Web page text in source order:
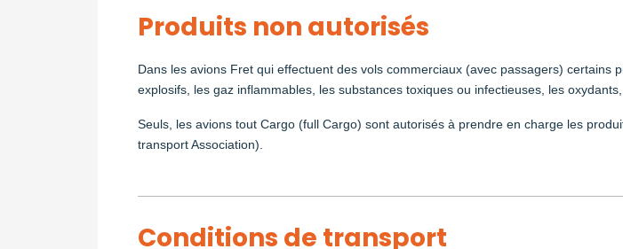
Produits non autorisés
Dans les avions Fret qui effectuent des vols commerciaux (avec passagers) certains
explosifs, les gaz inflammables, les substances toxiques ou infectieuses, les
Seuls, les avions tout Cargo (full Cargo) sont autorisés à prendre en charge les
transport Association).
Conditions de transport